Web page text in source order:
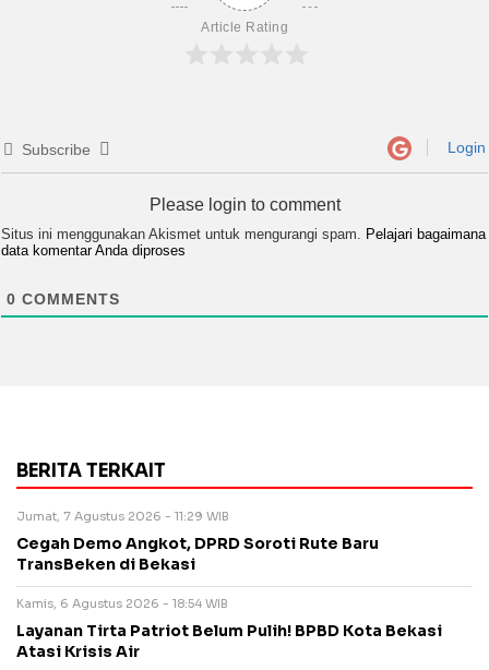
Article Rating
Subscribe Login
Please login to comment
Situs ini menggunakan Akismet untuk mengurangi spam. Pelajari bagaimana
data komentar Anda diproses
0 COMMENTS
BERITA TERKAIT
Jumat, 7 Agustus 2026 - 11:29 WIB
Cegah Demo Angkot, DPRD Soroti Rute Baru
TransBeken di Bekasi
Kamis, 6 Agustus 2026 - 18:54 WIB
Layanan Tirta Patriot Belum Pulih! BPBD Kota Bekasi
Atasi Krisis Air